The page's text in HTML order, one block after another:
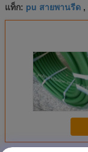
แท็ก: pu สายพานรีด ,